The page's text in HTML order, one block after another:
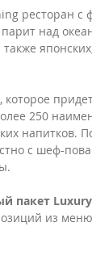
ресторан c
над
250
напитков.
с шеф-
пакет Luxury
из